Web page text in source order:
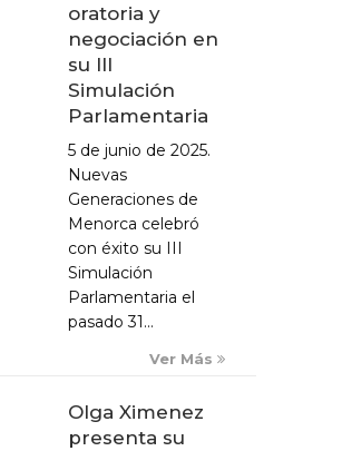
oratoria y
negociación en
su III
Simulación
Parlamentaria
5 de junio de 2025.
Nuevas
Generaciones de
Menorca celebró
con éxito su III
Simulación
Parlamentaria el
pasado 31...
Ver Más
Olga Ximenez
presenta su